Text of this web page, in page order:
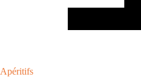
Apéritifs